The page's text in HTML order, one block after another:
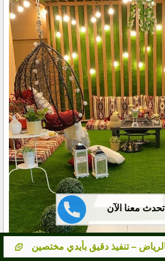
تحدث معنا الآن
مورد نخيل معتمد بالرياض – نخيل